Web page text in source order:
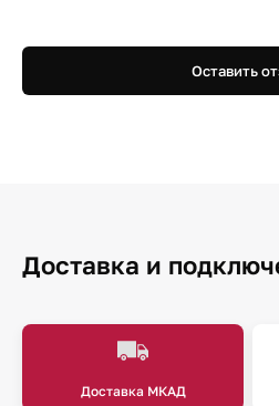
Оставить
Доставка и
Доставка МКАД